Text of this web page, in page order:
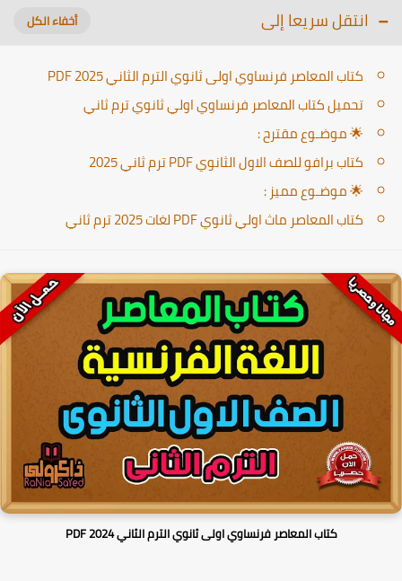
انتقل سريعا إلى
كتاب المعاصر فرنساوي اولى ثانوي الترم الثاني PDF 2025
تحميل كتاب المعاصر فرنساوي اولي ثانوي ترم ثاني
🌟 موضـوع مقترح :
كتاب برافو للصف الاول الثانوي PDF ترم ثاني 2025
🌟 موضـوع مميز :
كتاب المعاصر ماث اولي ثانوي PDF لغات 2025 ترم ثاني
كتاب المعاصر فرنساوي اولى ثانوي الترم الثاني PDF 2024